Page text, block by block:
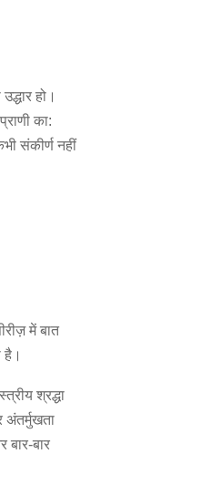
हो।
का:
संकीर्ण नहीं
में बात
है।
श्रद्धा
बार-बार